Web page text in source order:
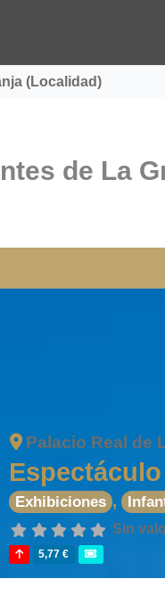
(Localidad)
de La
Palacio Real de
Exhibiciones ,
Sin
5,77 €